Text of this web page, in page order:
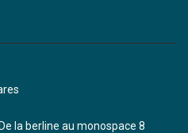
la berline au monospace 8